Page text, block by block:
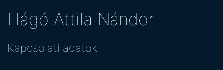
Hágó Attila Nándor
Kapcsolati adatok